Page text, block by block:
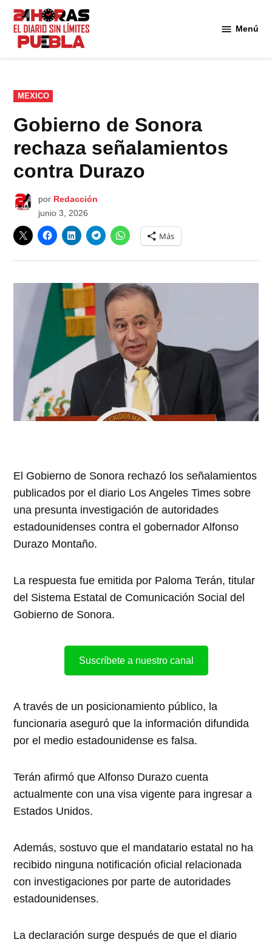
Saltar
contenido
Menú
PUBLICADO
EN
MEXICO
Gobierno de Sonora
rechaza señalamientos
contra Durazo
por Redacción
junio 3, 2026
Más
El Gobierno de Sonora rechazó los señalamientos
publicados por el diario Los Angeles Times sobre
una presunta investigación de autoridades
estadounidenses contra el gobernador Alfonso
Durazo Montaño.
La respuesta fue emitida por Paloma Terán, titular
del Sistema Estatal de Comunicación Social del
Gobierno de Sonora.
Suscríbete a nuestro canal
A través de un posicionamiento público, la
funcionaria aseguró que la información difundida
por el medio estadounidense es falsa.
Terán afirmó que Alfonso Durazo cuenta
actualmente con una visa vigente para ingresar a
Estados Unidos.
Además, sostuvo que el mandatario estatal no ha
recibido ninguna notificación oficial relacionada
con investigaciones por parte de autoridades
estadounidenses.
La declaración surge después de que el diario